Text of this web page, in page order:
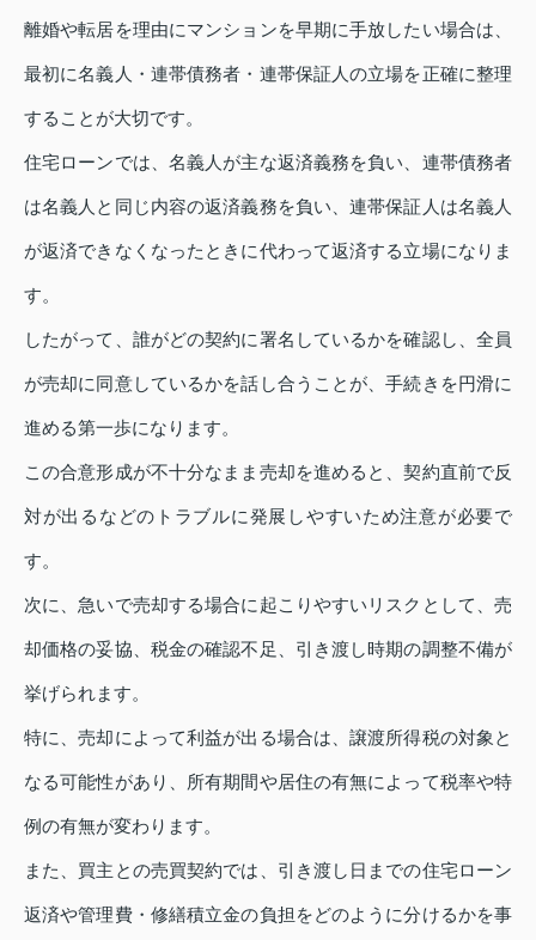
離婚や転居を理由にマンションを早期に手放したい場合は、
最初に名義人・連帯債務者・連帯保証人の立場を正確に整理
することが大切です。
住宅ローンでは、名義人が主な返済義務を負い、連帯債務者
は名義人と同じ内容の返済義務を負い、連帯保証人は名義人
が返済できなくなったときに代わって返済する立場になりま
す。
したがって、誰がどの契約に署名しているかを確認し、全員
が売却に同意しているかを話し合うことが、手続きを円滑に
進める第一歩になります。
この合意形成が不十分なまま売却を進めると、契約直前で反
対が出るなどのトラブルに発展しやすいため注意が必要で
す。
次に、急いで売却する場合に起こりやすいリスクとして、売
却価格の妥協、税金の確認不足、引き渡し時期の調整不備が
挙げられます。
特に、売却によって利益が出る場合は、譲渡所得税の対象と
なる可能性があり、所有期間や居住の有無によって税率や特
例の有無が変わります。
また、買主との売買契約では、引き渡し日までの住宅ローン
返済や管理費・修繕積立金の負担をどのように分けるかを事